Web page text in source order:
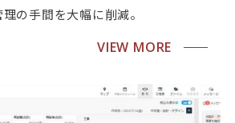
の手間を大幅に削減。
VIEW MORE